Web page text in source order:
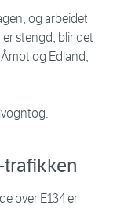
og arbeidet
er stengd, blir det
og Edland,
trafikken
over E134 er